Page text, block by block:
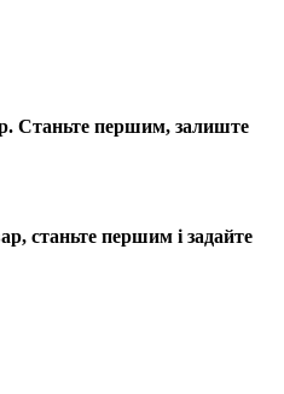
Станьте першим, залиште
станьте першим і задайте